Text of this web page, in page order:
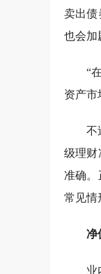
卖出债
也会加
“
资产市
不
级理财
准确。
常见情
净
业